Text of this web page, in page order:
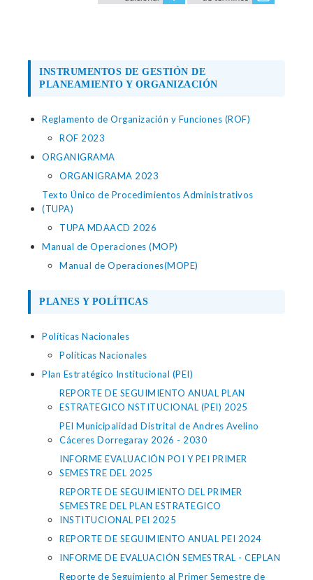
INSTRUMENTOS DE GESTIÓN DE
PLANEAMIENTO Y ORGANIZACIÓN
Reglamento de Organización y Funciones (ROF)
ROF 2023
ORGANIGRAMA
ORGANIGRAMA 2023
Texto Único de Procedimientos Administrativos
(TUPA)
TUPA MDAACD 2026
Manual de Operaciones (MOP)
Manual de Operaciones(MOPE)
PLANES Y POLÍTICAS
Políticas Nacionales
Políticas Nacionales
Plan Estratégico Institucional (PEI)
REPORTE DE SEGUIMIENTO ANUAL PLAN
ESTRATEGICO NSTITUCIONAL (PEI) 2025
PEI Municipalidad Distrital de Andres Avelino
Cáceres Dorregaray 2026 - 2030
INFORME EVALUACIÓN POI Y PEI PRIMER
SEMESTRE DEL 2025
REPORTE DE SEGUIMIENTO DEL PRIMER
SEMESTRE DEL PLAN ESTRATEGICO
INSTITUCIONAL PEI 2025
REPORTE DE SEGUIMIENTO ANUAL PEI 2024
INFORME DE EVALUACIÓN SEMESTRAL - CEPLAN
Reporte de Seguimiento al Primer Semestre de